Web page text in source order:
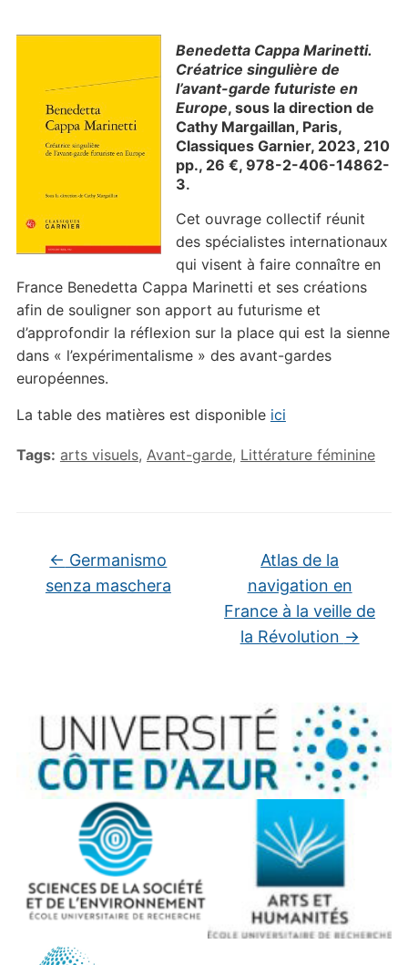
Benedetta Cappa Marinetti.
Créatrice singulière de
l’avant-garde futuriste en
Europe, sous la direction de
Cathy Margaillan, Paris,
Classiques Garnier, 2023, 210
pp., 26 €, 978-2-406-14862-
3.
Cet ouvrage collectif réunit
des spécialistes internationaux
qui visent à faire connaître en
France Benedetta Cappa Marinetti et ses créations
afin de souligner son apport au futurisme et
d’approfondir la réflexion sur la place qui est la sienne
dans « l’expérimentalisme » des avant-gardes
européennes.
La table des matières est disponible ici
Tags: arts visuels, Avant-garde, Littérature féminine
← Germanismo
senza maschera
Atlas de la
navigation en
France à la veille de
la Révolution →